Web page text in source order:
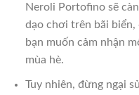
Neroli Portofino sẽ
dạo chơi trên bãi
bạn muốn cảm nhận
mùa hè.
Tuy nhiên, đừng ngại